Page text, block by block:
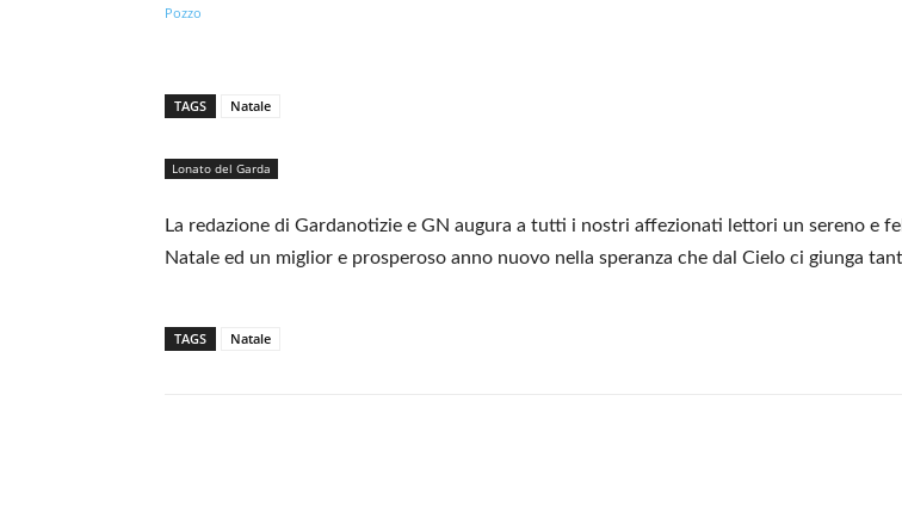
TAGS Natale
Lonato del Garda
La redazione di Gardanotizie e GN augura a tutti i nostri affezionati lettori un sereno e
Natale ed un miglior e prosperoso anno nuovo nella speranza che dal Cielo ci giunga
TAGS Natale